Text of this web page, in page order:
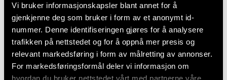
Vi bruker informasjonskapsler blant annet for å
gjenkjenne deg som bruker i form av et anonymt id-
nummer. Denne identifiseringen gjøres for å analysere
trafikken på nettstedet og for å oppnå mer presis og
relevant markedsføring i form av målretting av annonser.
For markedsføringsformål deler vi informasjon om
hvordan du bruker nettstedet vårt med partnerne våre
med en av våre hyggelige medarbeidere så skal vi hjelpe deg
å finne akkurat det du er på jakt etter.
MÅL
Bredde
287 cm